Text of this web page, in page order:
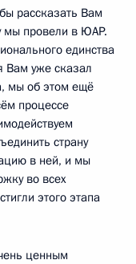
рассказать Вам
мы провели в ЮАР.
единства
Вам уже сказал
мы об этом ещё
процессе
страну
в ней, и мы
во всех
этого этапа
ценным